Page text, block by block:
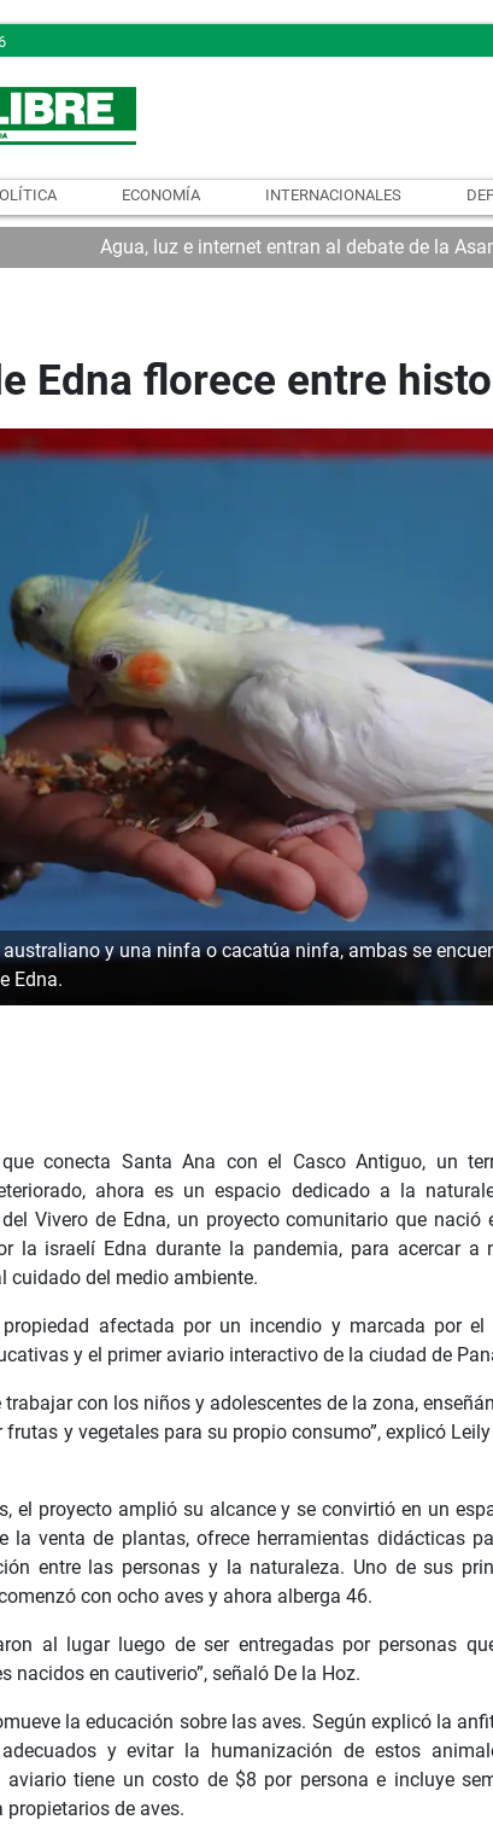
ECONOMÍA INTERNACIONALES
Agua, luz e internet entran al debate de la
Edna florece entre
australiano y una ninfa o cacatúa ninfa, ambas se
Edna.
conecta Santa Ana con el Casco Antiguo, un
ahora es un espacio dedicado a la
Vivero de Edna, un proyecto comunitario que
la israelí Edna durante la pandemia, para acercar a
cuidado del medio ambiente.
afectada por un incendio y marcada por el
y el primer aviario interactivo de la ciudad de
trabajar con los niños y adolescentes de la zona,
y vegetales para su propio consumo”, explicó
el proyecto amplió su alcance y se convirtió en un
la venta de plantas, ofrece herramientas didácticas
entre las personas y la naturaleza. Uno de sus
con ocho aves y ahora alberga 46.
al lugar luego de ser entregadas por personas
nacidos en cautiverio”, señaló De la Hoz.
la educación sobre las aves. Según explicó la
adecuados y evitar la humanización de estos
aviario tiene un costo de $8 por persona e incluye
de aves.